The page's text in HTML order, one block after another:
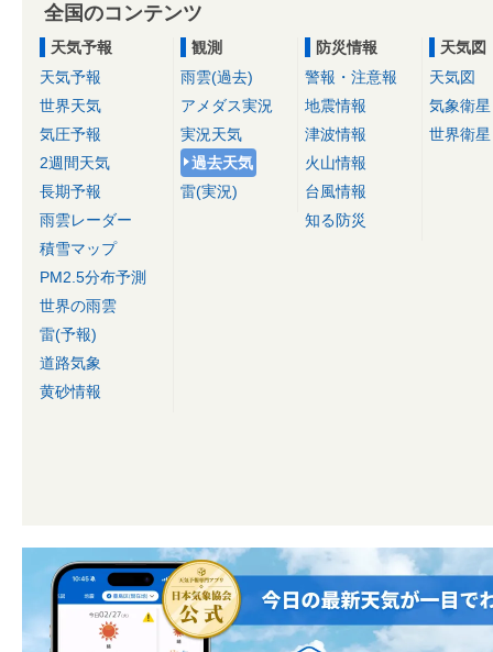
全国のコンテンツ
天気予報
天気予報
世界天気
気圧予報
2週間天気
長期予報
雨雲レーダー
積雪マップ
PM2.5分布予測
世界の雨雲
雷(予報)
道路気象
黄砂情報
観測
雨雲(過去)
アメダス実況
実況天気
過去天気
雷(実況)
防災情報
警報・注意報
地震情報
津波情報
火山情報
台風情報
知る防災
天気図
天気図
気象衛星
世界衛星